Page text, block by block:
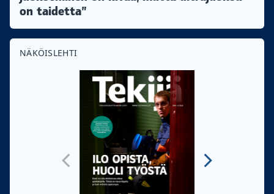
on taidetta”
NÄKÖISLEHTI